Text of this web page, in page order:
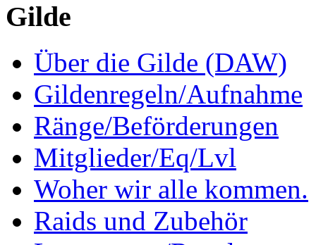
Gilde
Über die Gilde (DAW)
Gildenregeln/Aufnahme
Ränge/Beförderungen
Mitglieder/Eq/Lvl
Woher wir alle kommen.
Raids und Zubehör